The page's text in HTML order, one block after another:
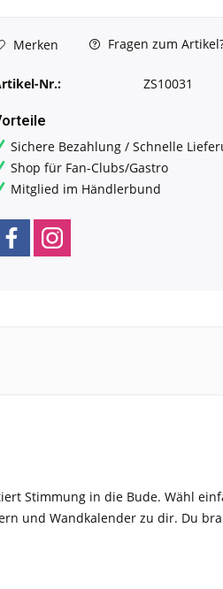
Merken Fragen zum
Nr.: ZS10031
Sichere Bezahlung / Schnelle
Shop für Fan-Clubs/Gastro
Mitglied im Händlerbund
Stimmung in die Bude. Wähl
und Wandkalender zu dir. Du